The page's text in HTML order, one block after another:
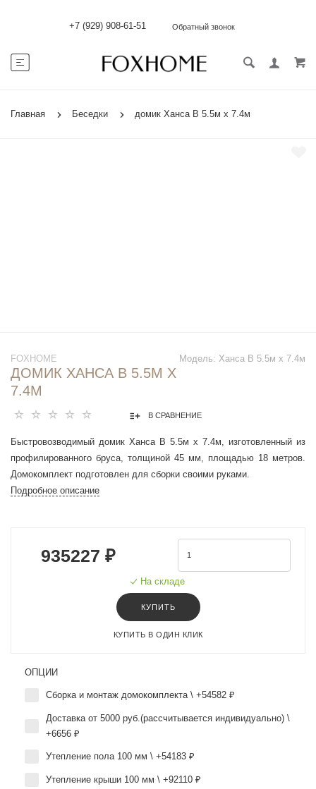
+7 (929) 908-61-51 Обратный звонок
Главная Беседки домик Ханса В 5.5м х 7.4м
Модель: Ханса В 5.5м х 7.4м
FOXHOME
ДОМИК ХАНСА В 5.5М Х
7.4М
В СРАВНЕНИЕ
Быстровозводимый домик Ханса В 5.5м х 7.4м, изготовленный из
профилированного бруса, толщиной 45 мм, площадью 18 метров.
Домокомплект подготовлен для сборки своими руками.
Подробное описание
935227 ₽
На складе
КУПИТЬ
КУПИТЬ В ОДИН КЛИК
ОПЦИИ
Сборка и монтаж домокомплекта \ +54582 ₽
Доставка от 5000 руб.(рассчитывается индивидуально) \
+6656 ₽
Утепление пола 100 мм \ +54183 ₽
Утепление крыши 100 мм \ +92110 ₽